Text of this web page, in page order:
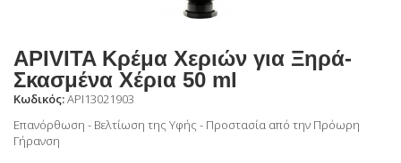
APIVITA Κρέμα Χεριών για Ξηρά-
Σκασμένα Χέρια 50 ml
Κωδικός:API13021903
Επανόρθωση - Βελτίωση της Υφής - Προστασία από την Πρόωρη
Γήρανση